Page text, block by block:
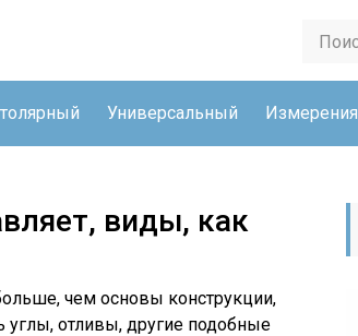
Универсальный Измерения
виды, как
чем основы конструкции,
углы, отливы, другие подобные